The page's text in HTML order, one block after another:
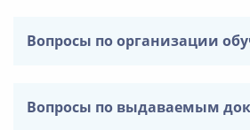
Вопросы по организации
Вопросы по выдаваемым